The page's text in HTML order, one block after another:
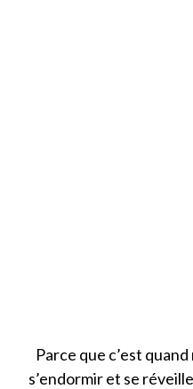
Parce que c’est
s’endormir et se